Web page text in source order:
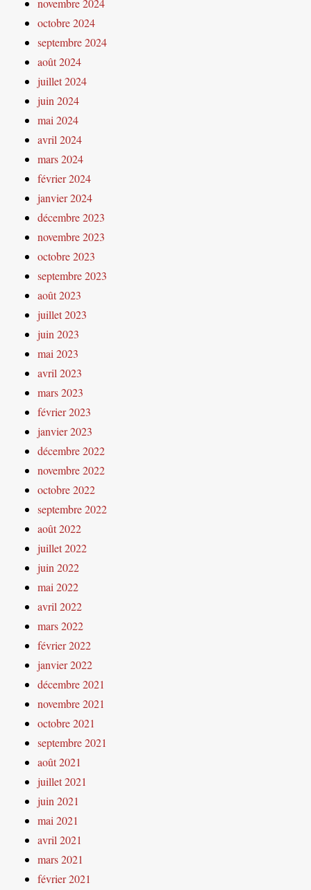
novembre 2024
octobre 2024
septembre 2024
août 2024
juillet 2024
juin 2024
mai 2024
avril 2024
mars 2024
février 2024
janvier 2024
décembre 2023
novembre 2023
octobre 2023
septembre 2023
août 2023
juillet 2023
juin 2023
mai 2023
avril 2023
mars 2023
février 2023
janvier 2023
décembre 2022
novembre 2022
octobre 2022
septembre 2022
août 2022
juillet 2022
juin 2022
mai 2022
avril 2022
mars 2022
février 2022
janvier 2022
décembre 2021
novembre 2021
octobre 2021
septembre 2021
août 2021
juillet 2021
juin 2021
mai 2021
avril 2021
mars 2021
février 2021